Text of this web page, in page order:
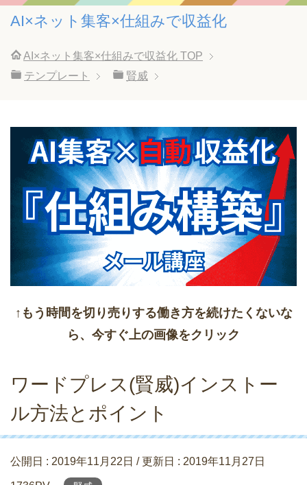
AI×ネット集客×仕組みで収益化
AI×ネット集客×仕組みで収益化 TOP
テンプレート
賢威
↑もう時間を切り売りする働き方を続けたくないな
ら、今すぐ上の画像をクリック
ワードプレス(賢威)インストー
ル方法とポイント
公開日 : 2019年11月22日 / 更新日 : 2019年11月27日